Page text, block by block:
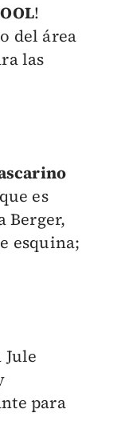
!
del área
las
es
Berger,
esquina;
para